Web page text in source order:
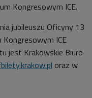
Kongresowym ICE.
jubileuszu Oficyny 13
Kongresowym ICE
jest Krakowskie Biuro
oraz w